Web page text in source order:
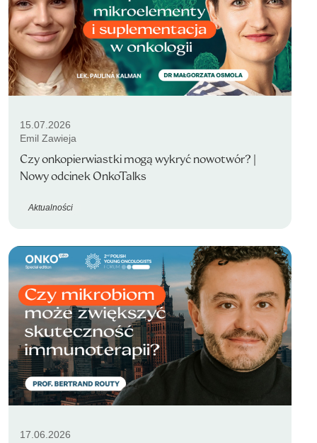
15.07.2026
Emil Zawieja
Czy onkopierwiastki mogą wykryć nowotwór? |
Nowy odcinek OnkoTalks
Aktualności
17.06.2026